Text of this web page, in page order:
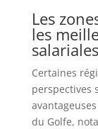
Les
les
salariales
Certaines
perspectives
du Golfe,